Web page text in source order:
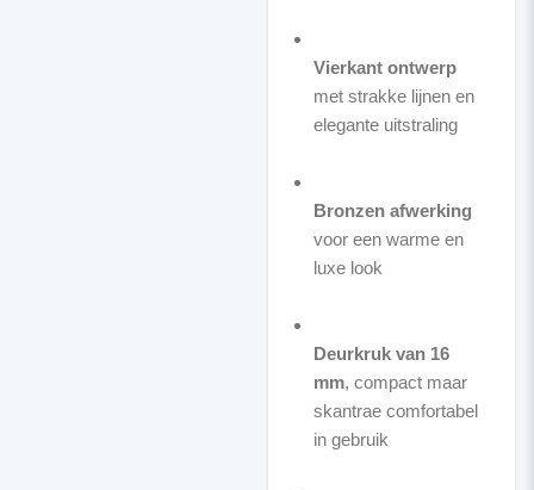
Vierkant ontwerp
met strakke lijnen en
elegante uitstraling
Bronzen afwerking
voor een warme en
luxe look
Deurkruk van 16
mm, compact maar
skantrae comfortabel
in gebruik